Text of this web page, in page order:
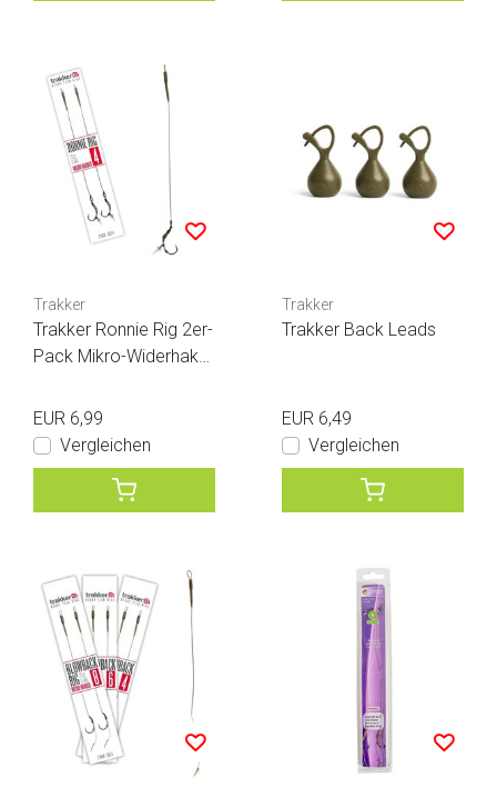
Trakker
Trakker Ronnie Rig 2er-
Pack Mikro-Widerhake
EUR 6,99
Vergleichen
Trakker
Trakker Back Leads
EUR 6,49
Vergleichen